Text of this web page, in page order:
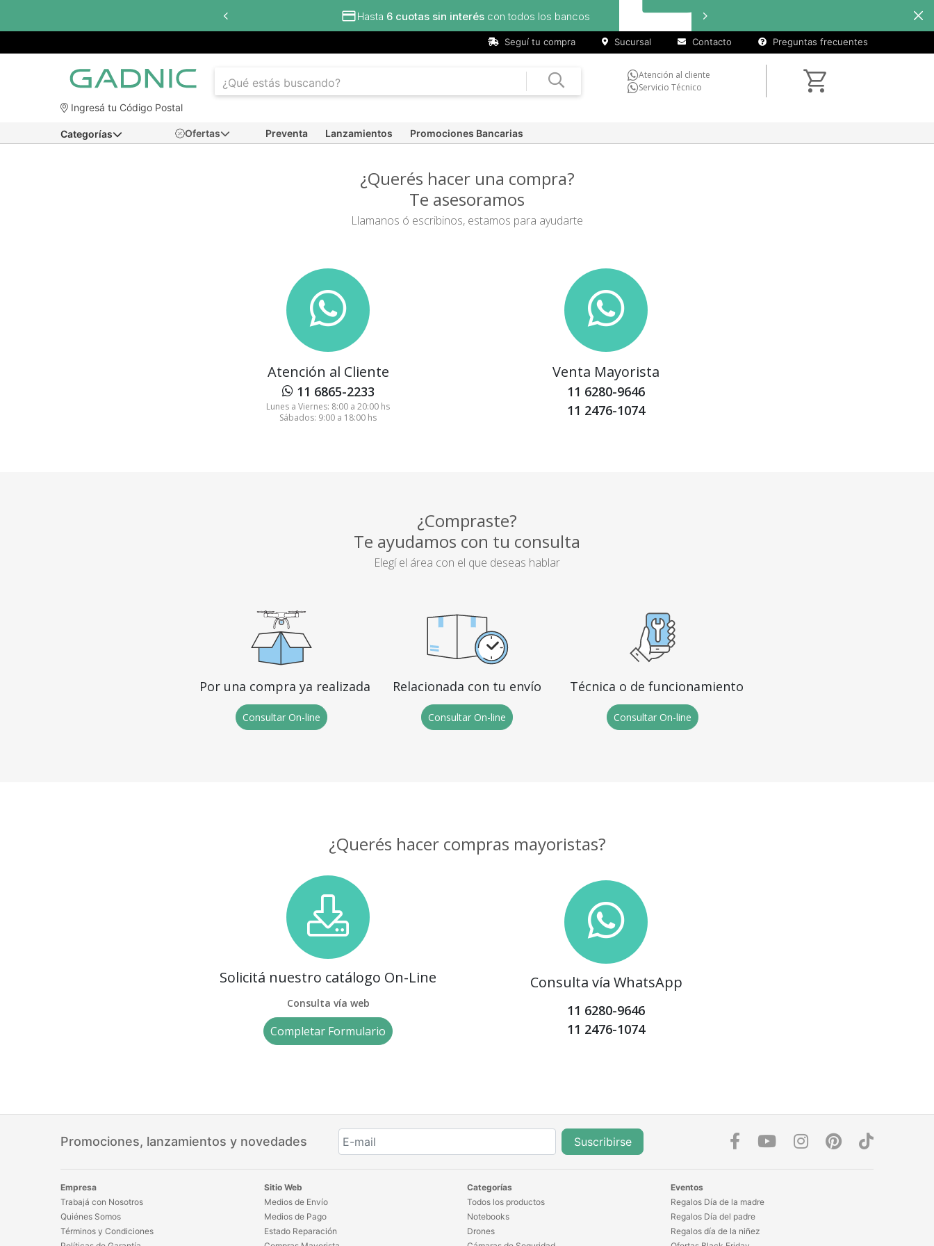
6 cuotas sin interés con todos los bancos
Seguí tu compra Sucursal Contacto Preguntas frecuentes
Atención al cliente
Servicio Técnico
Ingresá tu Código Postal
Ofertas Preventa Lanzamientos Promociones Bancarias
Categorías
¿Querés hacer una compra?
Te asesoramos
Llamanos ó escribinos, estamos para ayudarte
Atención al Cliente
11 6865-2233
Lunes a Viernes: 8:00 a 20:00 hs
Sábados: 9:00 a 18:00 hs
Venta Mayorista
11 6280-9646
11 2476-1074
¿Compraste?
Te ayudamos con tu consulta
Elegí el área con el que deseas hablar
Por una compra ya realizada
Consultar On-line
Relacionada con tu envío
Consultar On-line
Técnica o de funcionamiento
Consultar On-line
¿Querés hacer compras mayoristas?
Solicitá nuestro catálogo On-Line
Consulta vía web
Completar Formulario
Consulta vía WhatsApp
11 6280-9646
11 2476-1074
Promociones, lanzamientos y novedades Suscribirse
Empresa
Trabajá con Nosotros
Quiénes Somos
Términos y Condiciones
Sitio Web
Medios de Envío
Medios de Pago
Estado Reparación
Categorías
Todos los productos
Notebooks
Drones
Eventos
Regalos Día de la madre
Regalos Día del padre
Regalos día de la niñez